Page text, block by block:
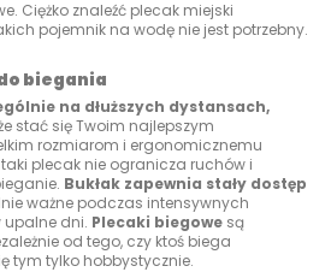
Ciężko znaleźć plecak miejski
pojemnik na wodę nie jest potrzebny.
biegania
na dłuższych dystansach,
stać się Twoim najlepszym
rozmiarom i ergonomicznemu
plecak nie ogranicza ruchów i
Bukłak zapewnia stały dostęp
ważne podczas intensywnych
dni. Plecaki biegowe są
od tego, czy ktoś biega
tym tylko hobbystycznie.